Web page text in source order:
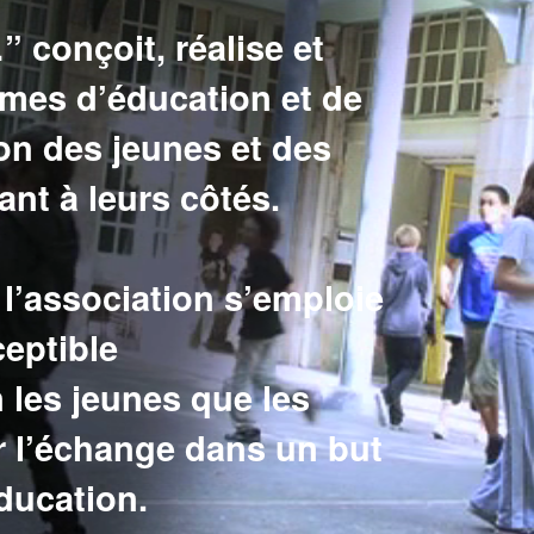
conçoit, réalise et
d’éducation et de
des jeunes et des
à leurs côtés.
s’emploie
jeunes que les
dans un but